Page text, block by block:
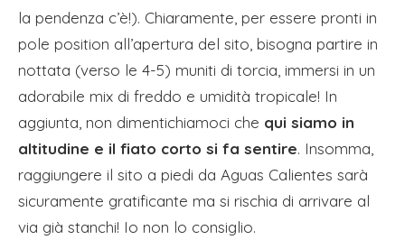
la pendenza c’è!). Chiaramente, per essere pronti in
pole position all’apertura del sito, bisogna partire in
nottata (verso le 4-5) muniti di torcia, immersi in un
adorabile mix di freddo e umidità tropicale! In
aggiunta, non dimentichiamoci che qui siamo in
altitudine e il fiato corto si fa sentire. Insomma,
raggiungere il sito a piedi da Aguas Calientes sarà
sicuramente gratificante ma si rischia di arrivare al
via già stanchi! Io non lo consiglio.